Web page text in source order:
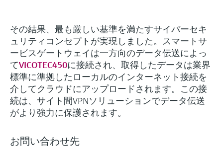
その結果、最も厳しい基準を満たすサイバーセキ
ュリティコンセプトが実現しました。スマートサ
ービスゲートウェイは一方向のデータ伝送によっ
てVICOTEC450に接続され、取得したデータは業界
標準に準拠したローカルのインターネット接続を
介してクラウドにアップロードされます。この接
続は、サイト間VPNソリューションでデータ伝送
がより強力に保護されます。
お問い合わせ先